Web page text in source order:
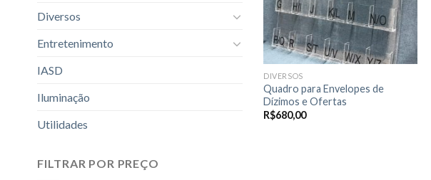
Diversos
Entretenimento
IASD
Iluminação
Utilidades
FILTRAR POR PREÇO
DIVERSOS
Quadro para Envelopes de
Dízimos e Ofertas
R$680,00